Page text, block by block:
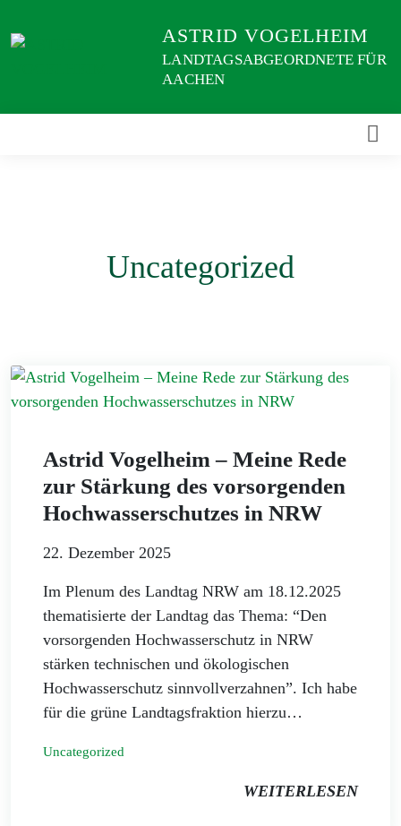
zum
ASTRID VOGELHEIM
LANDTAGSABGEORDNETE FÜR
AACHEN
Uncategorized
Astrid Vogelheim – Meine Rede
zur Stärkung des vorsorgenden
Hochwasserschutzes in NRW
22. Dezember 2025
Im Plenum des Landtag NRW am 18.12.2025
thematisierte der Landtag das Thema: “Den
vorsorgenden Hochwasserschutz in NRW
stärken technischen und ökologischen
Hochwasserschutz sinnvollverzahnen”. Ich habe
für die grüne Landtagsfraktion hierzu…
Uncategorized
WEITERLESEN